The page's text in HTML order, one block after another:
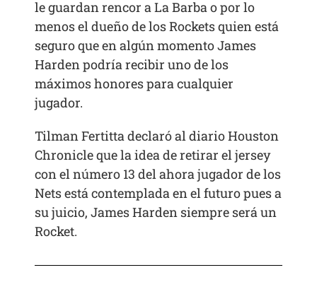
le guardan rencor a La Barba o por lo
menos el dueño de los Rockets quien está
seguro que en algún momento James
Harden podría recibir uno de los
máximos honores para cualquier
jugador.
Tilman Fertitta declaró al diario Houston
Chronicle que la idea de retirar el jersey
con el número 13 del ahora jugador de los
Nets está contemplada en el futuro pues a
su juicio, James Harden siempre será un
Rocket.